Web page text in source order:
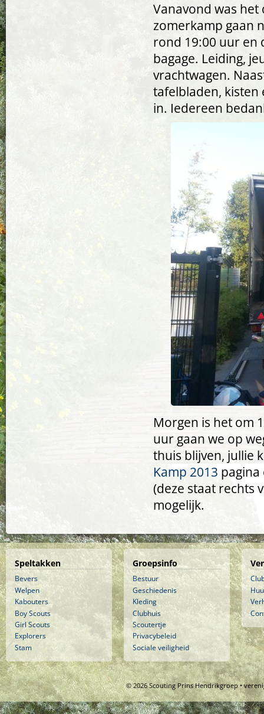
Vanavond was
zomerkamp gaan
rond 19:00 uur en
bagage. Leiding,
vrachtwagen.
tafelbladen, kisten
in. Iedereen
Morgen is het om
uur gaan we op
thuis blijven, jullie
Kamp 2013
(deze staat rechts
mogelijk.
Speltakken
Bevers
Welpen
Kabouters
Boy Scouts
Girl Scouts
Explorers
Stam
Groepsinfo
Bestuur
Geschiedenis
Kleding
Clubhuis
Scoutertje
Privacybeleid
Sociale veiligheid
© 2026 Scouting Prins Hendrikgroep •